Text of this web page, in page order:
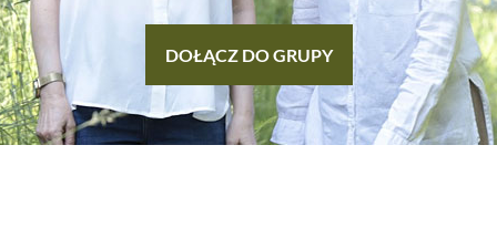
DOŁĄCZ DO GRUPY